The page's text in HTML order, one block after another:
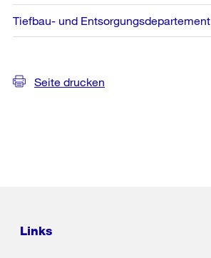
Tiefbau- und Entsorgungsdepartement
Seite drucken
Links